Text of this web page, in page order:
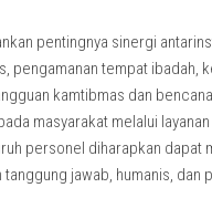
pentingnya sinergi
pengamanan tempat ibadah,
kamtibmas dan
masyarakat melalui
personel diharapkan dapat
jawab, humanis, dan